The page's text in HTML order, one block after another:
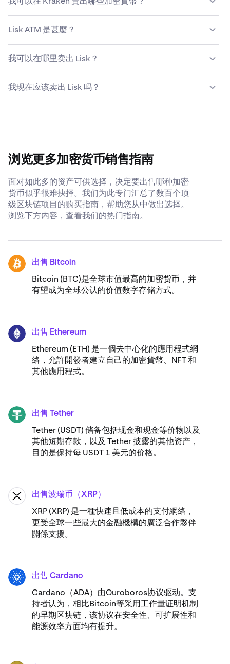
提供具有競爭力的費用結構。详细了解Kraken收费结构 。
Lisk。
Lisk ATM 是甚麼？
許用戶使用現金或信用卡/借記卡買入或賣出 Lisk（有時為
其他加密貨幣）。用戶可以與機器的觸控式螢幕界面進行互
動，以完成交易並管理其數碼錢包。
我可以在哪里卖出 Lisk？
人發現像 Kraken 這樣的加密貨幣平台是最安全、最簡單的
選項。Kraken 可提供具有競爭力的費用、多元化支付選
我现在应该卖出 Lisk 吗？
浏览更多加密货币销售指南
面对如此多的资产可供选择，决定要出售哪种加密
货币似乎很难抉择。我们为此专门汇总了数百个顶
级区块链项目的购买指南，帮助您从中做出选择。
浏览下方内容，查看我们的热门指南。
BTC 出售 Bitcoin
Bitcoin (BTC)是全球市值最高的加密货币，并
有望成为全球公认的价值数字存储方式。
ETH 出售 Ethereum
Ethereum (ETH) 是一個去中心化的應用程式網
絡，允許開發者建立自己的加密貨幣、NFT 和
其他應用程式。
USDT 出售 Tether
Tether (USDT) 储备包括现金和现金等价物以及
其他短期存款，以及 Tether 披露的其他资产，
目的是保持每 USDT 1 美元的价格。
XRP 出售波瑞币（XRP）
XRP (XRP) 是一種快速且低成本的支付網絡，
更受全球一些最大的金融機構的廣泛合作夥伴
關係支援。
ADA 出售 Cardano
Cardano（ADA）​由Ouroboros协议驱动。支
持者认为，相比Bitcoin等采用工作量证明机制
的早期区块链，该协议在安全性、可扩展性和
能源效率方面均有提升。